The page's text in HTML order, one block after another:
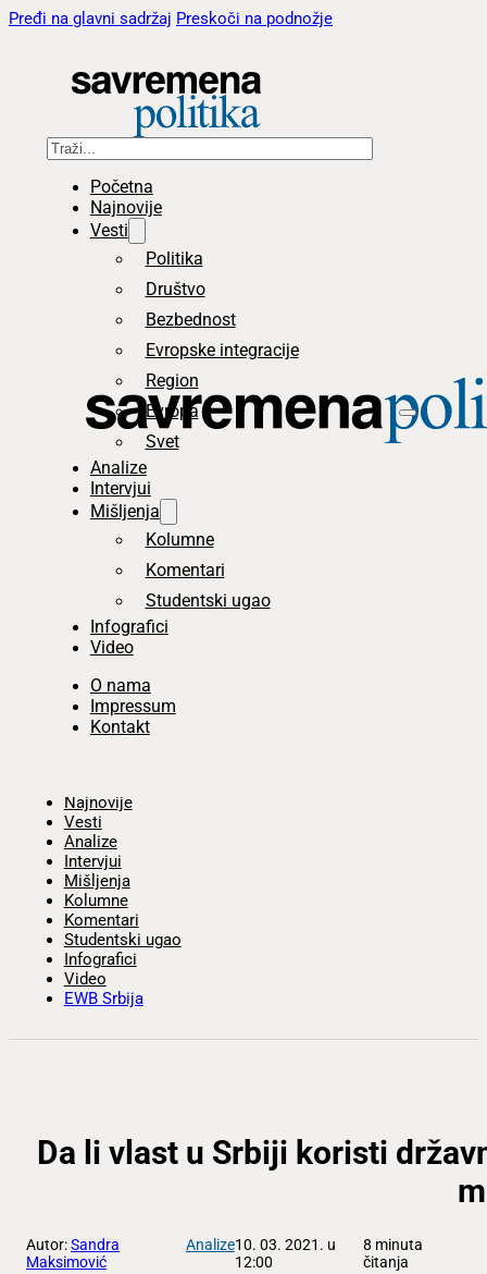
Pređi na glavni sadržaj Preskoči na podnožje
Pretraga
Početna
Najnovije
Vesti
Politika
Društvo
Bezbednost
Evropske integracije
Region
Evropa
Svet
Analize
Intervjui
Mišljenja
Kolumne
Komentari
Studentski ugao
Infografici
Video
O nama
Impressum
Kontakt
Najnovije
Vesti
Analize
Intervjui
Mišljenja
Kolumne
Komentari
Studentski ugao
Infografici
Video
EWB Srbija
Da li vlast u Srbiji koristi
Autor:Sandra
Maksimović
Analize10. 03. 2021. u
12:00
8 minuta
čitanja